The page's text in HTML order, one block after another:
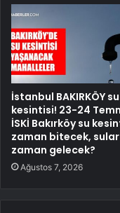
İstanbul BAKIRKÖY su
kesintisi! 23-24
İSKİ Bakırköy su
zaman bitecek, sular
zaman gelecek?
Ağustos 7, 2026